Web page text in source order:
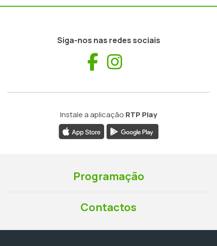
Siga-nos nas redes sociais
Facebook
Instale a aplicação RTP Play
Programação
Contactos